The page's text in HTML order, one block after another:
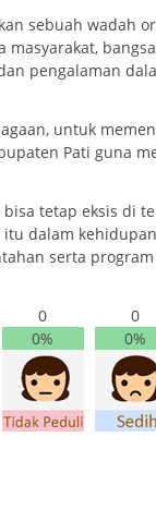
sebuah wadah
pengalaman
untuk
Pati guna
tetap eksis di
dalam
serta
0
0%
0
0%